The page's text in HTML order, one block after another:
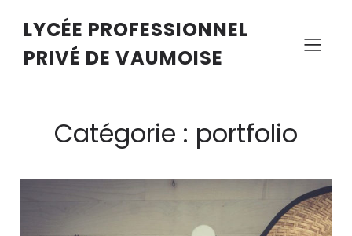
LYCÉE PROFESSIONNEL
PRIVÉ DE VAUMOISE
Catégorie : portfolio